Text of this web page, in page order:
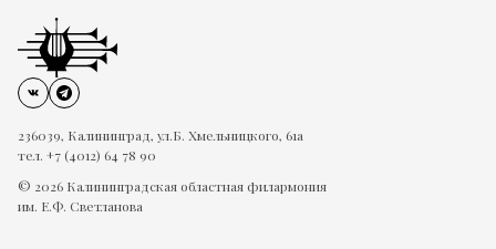
236039, Калининград, ул.Б. Хмельницкого, 61а
тел. +7 (4012) 64 78 90
© 2026 Калининградская областная филармония
им. Е.Ф. Светланова